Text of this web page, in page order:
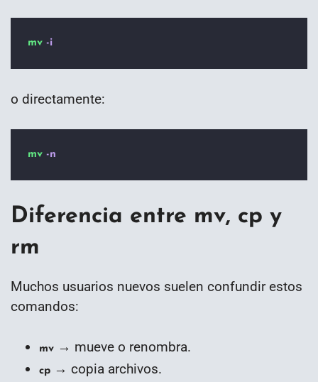
mv -i
o directamente:
mv -n
Diferencia entre mv, cp y
rm
Muchos usuarios nuevos suelen confundir estos
comandos:
mv → mueve o renombra.
cp → copia archivos.